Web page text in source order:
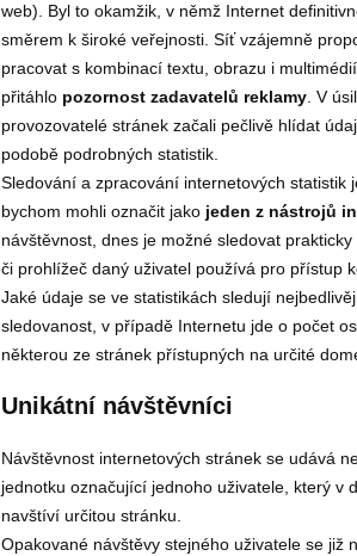
web). Byl to okamžik, v němž Internet
směrem k široké veřejnosti. Síť vzájemně
pracovat s kombinací textu, obrazu i
přitáhlo pozornost zadavatelů reklamy . V
provozovatelé stránek začali pečlivě hlídat
podobě podrobných statistik.
Sledování a zpracování internetových statistik
bychom mohli označit jako jeden z nástrojů
návštěvnost, dnes je možné sledovat
či prohlížeč daný uživatel používá pro přístup
Jaké údaje se ve statistikách sledují
sledovanost, v případě Internetu jde o počet
některou ze stránek přístupných na určité
Unikátní návštěvníci
Návštěvnost internetových stránek se udává
jednotku označující jednoho uživatele, který v
navštíví určitou stránku.
Opakované návštěvy stejného uživatele se